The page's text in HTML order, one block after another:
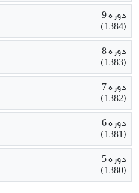
دوره 9
(1384)
دوره 8
(1383)
دوره 7
(1382)
دوره 6
(1381)
دوره 5
(1380)